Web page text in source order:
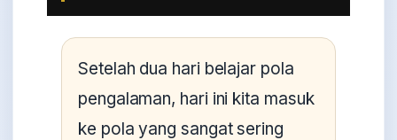
Setelah dua hari belajar pola
pengalaman, hari ini kita masuk
ke pola yang sangat sering